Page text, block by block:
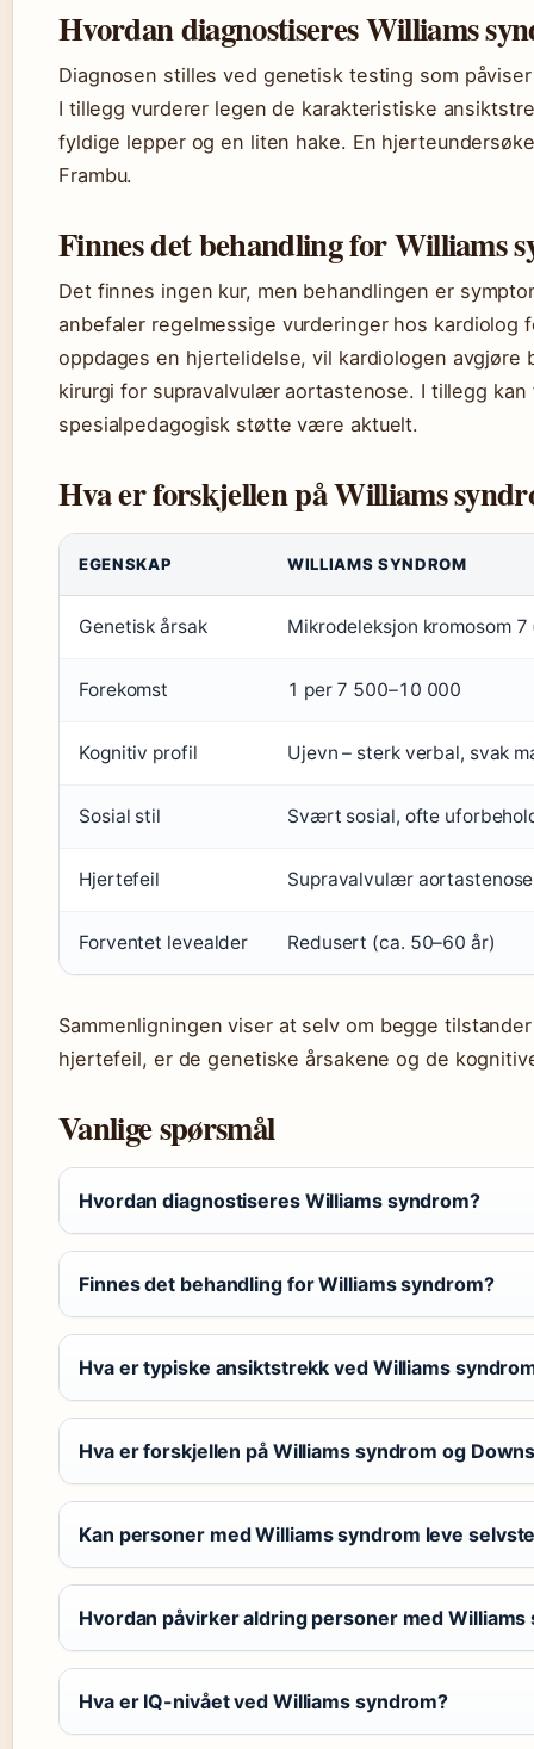
Hvordan diagnostiseres Williams
Diagnosen stilles ved genetisk testing som
I tillegg vurderer legen de karakteristiske
fyldige lepper og en liten hake. En
Frambu.
Finnes det behandling for Williams
Det finnes ingen kur, men behandlingen er
anbefaler regelmessige vurderinger hos
oppdages en hjertelidelse, vil kardiologen avgjøre
kirurgi for supravalvulær aortastenose. I tillegg
spesialpedagogisk støtte være aktuelt.
Hva er forskjellen på Williams
EGENSKAP WILLIAMS SYNDROM
Genetisk årsak Mikrodeleksjon kromosom
Forekomst 1 per 7 500–10 000
Kognitiv profil Ujevn – sterk verbal, svak
Sosial stil Svært sosial, ofte
Hjertefeil Supravalvulær
Forventet levealder Redusert (ca. 50–60 år)
Sammenligningen viser at selv om begge
hjertefeil, er de genetiske årsakene og de
Vanlige spørsmål
Hvordan diagnostiseres Williams syndrom?
Finnes det behandling for Williams syndrom?
Hva er typiske ansiktstrekk ved Williams
Hva er forskjellen på Williams syndrom og
Kan personer med Williams syndrom leve
Hvordan påvirker aldring personer med Williams
Hva er IQ-nivået ved Williams syndrom?